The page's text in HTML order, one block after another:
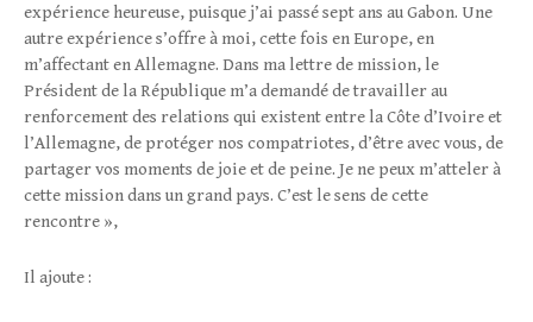
expérience heureuse, puisque j’ai passé sept ans au Gabon. Une
autre expérience s’offre à moi, cette fois en Europe, en
m’affectant en Allemagne. Dans ma lettre de mission, le
Président de la République m’a demandé de travailler au
renforcement des relations qui existent entre la Côte d’Ivoire et
l’Allemagne, de protéger nos compatriotes, d’être avec vous, de
partager vos moments de joie et de peine. Je ne peux m’atteler à
cette mission dans un grand pays. C’est le sens de cette
rencontre »,
Il ajoute :